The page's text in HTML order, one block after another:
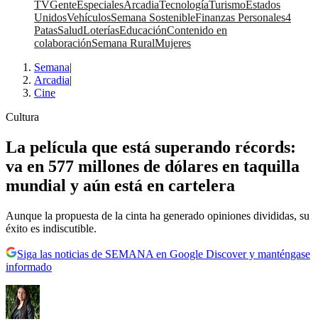
TVGenteEspecialesArcadiaTecnologíaTurismoEstados
UnidosVehículosSemana SostenibleFinanzas Personales4
PatasSaludLoteríasEducaciónContenido en
colaboraciónSemana RuralMujeres
Semana|
Arcadia|
Cine
Cultura
La película que está superando récords:
va en 577 millones de dólares en taquilla
mundial y aún está en cartelera
Aunque la propuesta de la cinta ha generado opiniones divididas, su
éxito es indiscutible.
Siga las noticias de SEMANA en Google Discover y manténgase
informado